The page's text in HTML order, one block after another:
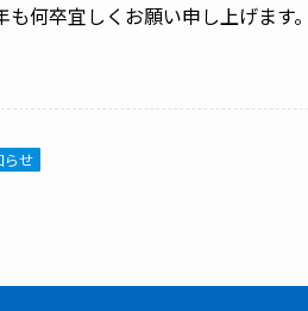
も何卒宜しくお願い申し上げます。
らせ